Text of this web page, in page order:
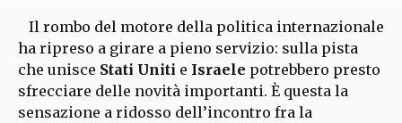
Il rombo del motore della politica internazionale
ha ripreso a girare a pieno servizio: sulla pista
che unisce Stati Uniti e Israele potrebbero presto
sfrecciare delle novità importanti. È questa la
sensazione a ridosso dell’incontro fra la